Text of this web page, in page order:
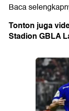
Baca
Tonton juga
Stadion GBLA